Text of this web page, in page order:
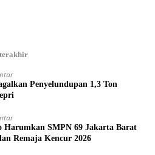
Penyelundupan 1,3 Ton
Harumkan SMPN 69 Jakarta Barat
Remaja Kencur 2026